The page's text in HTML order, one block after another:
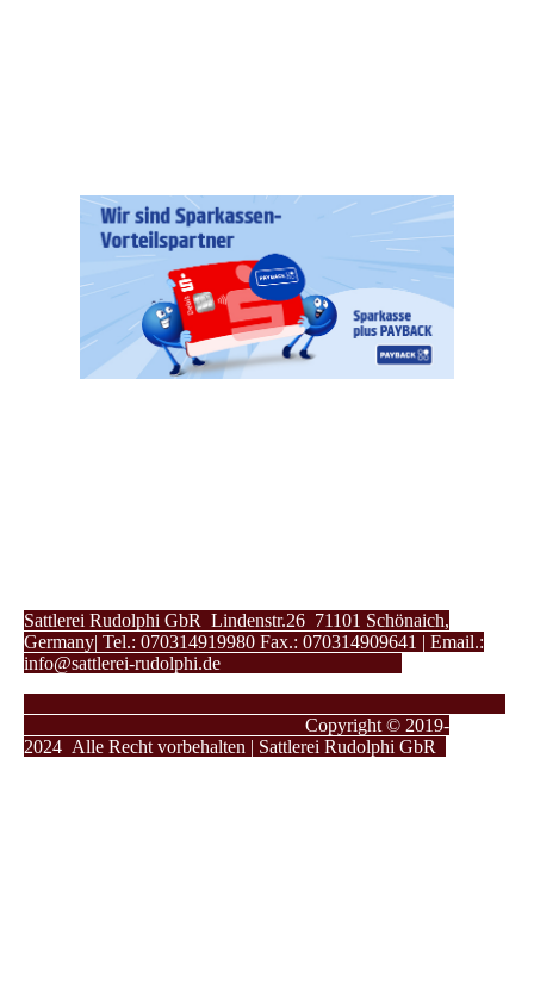
Sattlerei Rudolphi GbR Lindenstr.26 71101 Schönaich,
Germany| Tel.: 070314919980 Fax.: 070314909641 | Email.:
info@sattlerei-rudolphi.de
Copyright © 2019-
2024 Alle Recht vorbehalten | Sattlerei Rudolphi GbR